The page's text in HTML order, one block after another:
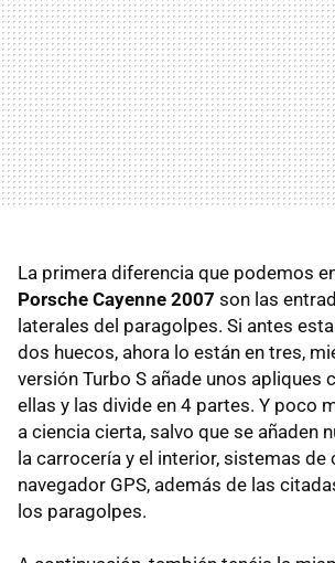
La primera diferencia que podemos
Porsche Cayenne 2007 son las
laterales del paragolpes. Si antes
dos huecos, ahora lo están en tres,
versión Turbo S añade unos apliques
ellas y las divide en 4 partes. Y poco
a ciencia cierta, salvo que se añaden
la carrocería y el interior, sistemas
navegador GPS, además de las
los paragolpes.